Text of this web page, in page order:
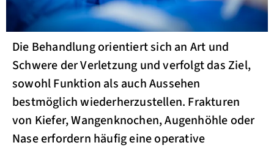
Die Behandlung orientiert sich an Art und
Schwere der Verletzung und verfolgt das Ziel,
sowohl Funktion als auch Aussehen
bestmöglich wiederherzustellen. Frakturen
von Kiefer, Wangenknochen, Augenhöhle oder
Nase erfordern häufig eine operative